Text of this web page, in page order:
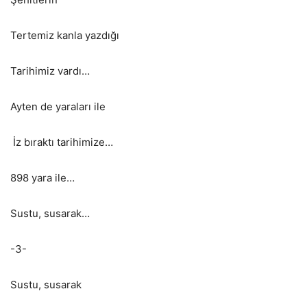
Tertemiz kanla yazdığı
Tarihimiz vardı…
Ayten de yaraları ile
İz bıraktı tarihimize…
898 yara ile…
Sustu, susarak…
-3-
Sustu, susarak